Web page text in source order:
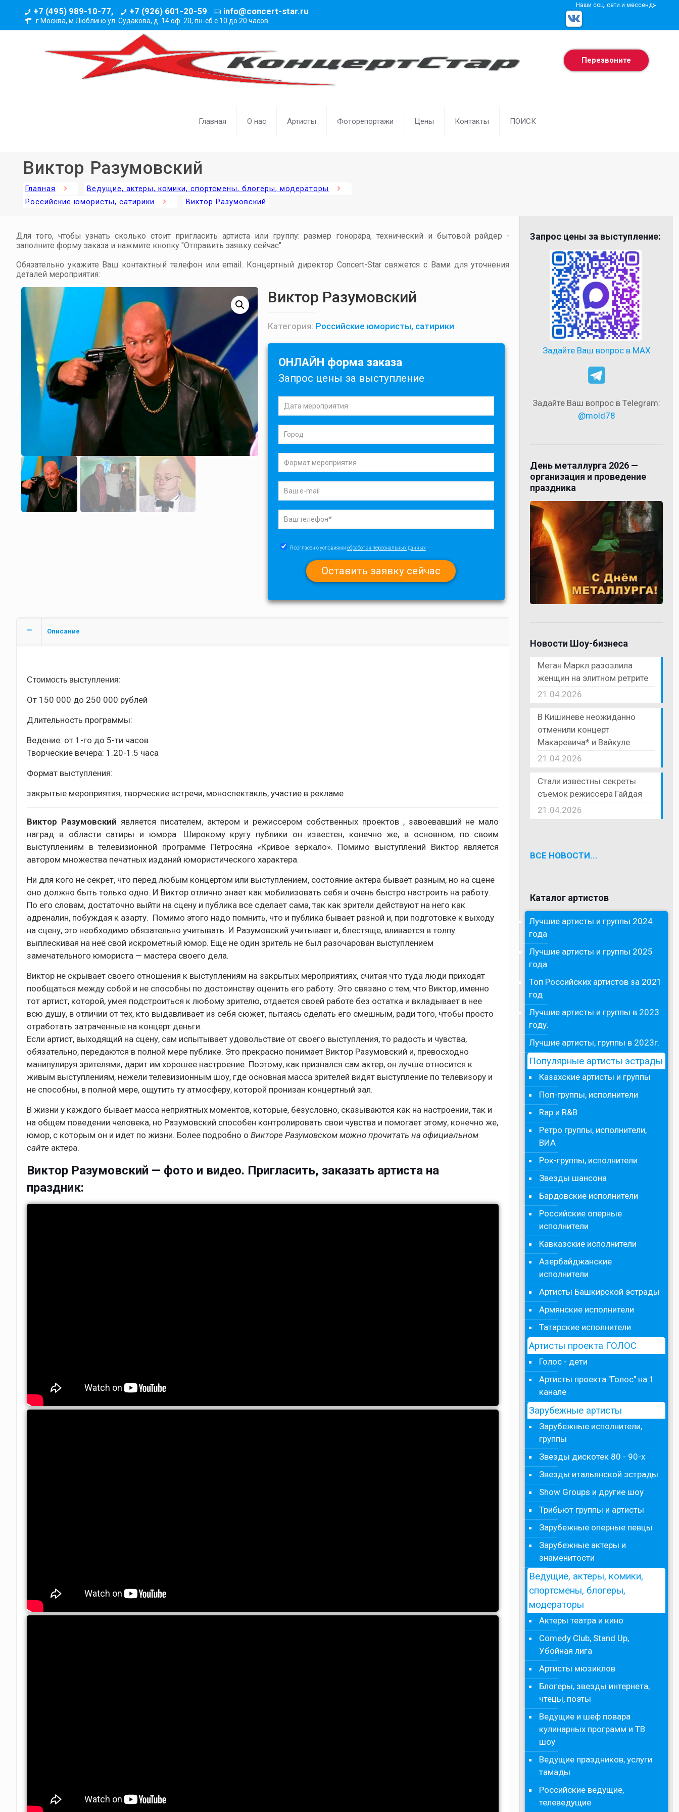
+7 (495) 989-10-77, +7 (926) 601-20-59 info@concert-star.ru
г.Москва, м.Люблино ул. Судакова, д. 14 оф. 20, пн-сб с 10 до 20 часов.
Наши соц. сети и мессенджеры
Главная О нас Артисты Фоторепортажи Цены Контакты ПОИСК
Перезвоните
Виктор Разумовский
Главная
Ведущие, актеры, комики, спортсмены, блогеры, модераторы
Российские юмористы, сатирики
Виктор Разумовский
Для того, чтобы узнать сколько стоит пригласить артиста или группу: размер гонорара, технический и бытовой райдер -
заполните форму заказа и нажмите кнопку "Отправить заявку сейчас".
Обязательно укажите Ваш контактный телефон или email. Концертный директор Concert-Star свяжется с Вами для уточнения
деталей мероприятия:
Виктор Разумовский
Категория: Российские юмористы, сатирики
ОНЛАЙН форма заказа
Запрос цены за выступление
Я согласен с условиями обработки персональных данных
Описание
Стоимость выступления:
От 150 000 до 250 000 рублей
Длительность программы:
Ведение: от 1-го до 5-ти часов
Творческие вечера: 1.20-1.5 часа
Формат выступления:
закрытые мероприятия, творческие встречи, моноспектакль, участие в рекламе
Виктор Разумовский является писателем, актером и режиссером собственных проектов , завоевавший не мало
наград в области сатиры и юмора. Широкому кругу публики он известен, конечно же, в основном, по своим
выступлениям в телевизионной программе Петросяна «Кривое зеркало». Помимо выступлений Виктор является
автором множества печатных изданий юмористического характера.
Ни для кого не секрет, что перед любым концертом или выступлением, состояние актера бывает разным, но на сцене
оно должно быть только одно. И Виктор отлично знает как мобилизовать себя и очень быстро настроить на работу.
По его словам, достаточно выйти на сцену и публика все сделает сама, так как зрители действуют на него как
адреналин, побуждая к азарту. Помимо этого надо помнить, что и публика бывает разной и, при подготовке к выходу
на сцену, это необходимо обязательно учитывать. И Разумовский учитывает и, блестяще, вливается в толпу
выплескивая на неё свой искрометный юмор. Еще не один зритель не был разочарован выступлением
замечательного юмориста — мастера своего дела.
Виктор не скрывает своего отношения к выступлениям на закрытых мероприятиях, считая что туда люди приходят
пообщаться между собой и не способны по достоинству оценить его работу. Это связано с тем, что Виктор, именно
тот артист, которой, умея подстроиться к любому зрителю, отдается своей работе без остатка и вкладывает в нее
всю душу, в отличии от тех, кто выдавливает из себя сюжет, пытаясь сделать его смешным, ради того, чтобы просто
отработать затраченные на концерт деньги.
Если артист, выходящий на сцену, сам испытывает удовольствие от своего выступления, то радость и чувства,
обязательно, передаются в полной мере публике. Это прекрасно понимает Виктор Разумовский и, превосходно
манипулируя зрителями, дарит им хорошее настроение. Поэтому, как признался сам актер, он лучше относится к
живым выступлениям, нежели телевизионным шоу, где основная масса зрителей видят выступление по телевизору и
не способны, в полной мере, ощутить ту атмосферу, которой пронизан концертный зал.
В жизни у каждого бывает масса неприятных моментов, которые, безусловно, сказываются как на настроении, так и
на общем поведении человека, но Разумовский способен контролировать свои чувства и помогает этому, конечно же,
юмор, с которым он и идет по жизни. Более подробно о Викторе Разумовском можно прочитать на официальном
сайте актера.
Виктор Разумовский — фото и видео. Пригласить, заказать артиста на
праздник:
Запрос цены за выступление:
Задайте Ваш вопрос в MAX
Задайте Ваш вопрос в Telegram:
@mold78
День металлурга 2026 —
организация и проведение
праздника
Новости Шоу-бизнеса
Меган Маркл разозлила
женщин на элитном ретрите
21.04.2026
В Кишиневе неожиданно
отменили концерт
Макаревича* и Вайкуле
21.04.2026
Стали известны секреты
съемок режиссера Гайдая
21.04.2026
ВСЕ НОВОСТИ...
Каталог артистов
Лучшие артисты и группы 2024
года
Лучшие артисты и группы 2025
года
Топ Российских артистов за 2021
год
Лучшие артисты и группы в 2023
году.
Лучшие артисты, группы в 2023г.
Популярные артисты эстрады
Казахские артисты и группы
Поп-группы, исполнители
Rap и R&B
Ретро группы, исполнители,
ВИА
Рок-группы, исполнители
Звезды шансона
Бардовские исполнители
Российские оперные
исполнители
Кавказские исполнители
Азербайджанские
исполнители
Артисты Башкирской эстрады
Армянские исполнители
Татарские исполнители
Артисты проекта ГОЛОС
Голос - дети
Артисты проекта "Голос" на 1
канале
Зарубежные артисты
Зарубежные исполнители,
группы
Звезды дискотек 80 - 90-х
Звезды итальянской эстрады
Show Groups и другие шоу
Трибьют группы и артисты
Зарубежные оперные певцы
Зарубежные актеры и
знаменитости
Ведущие, актеры, комики,
спортсмены, блогеры,
модераторы
Актеры театра и кино
Comedy Club, Stand Up,
Убойная лига
Артисты мюзиклов
Блогеры, звезды интернета,
чтецы, поэты
Ведущие и шеф повара
кулинарных программ и ТВ
шоу
Ведущие праздников, услуги
тамады
Российские ведущие,
телеведущие